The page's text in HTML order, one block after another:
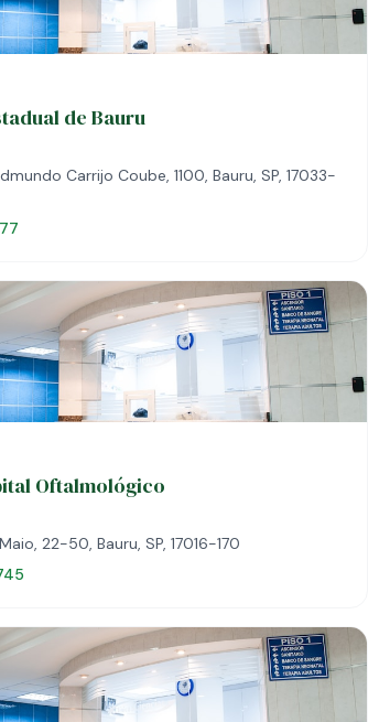
de Bauru
Carrijo Coube, 1100, Bauru, SP, 17033-
Oftalmológico
22-50, Bauru, SP, 17016-170